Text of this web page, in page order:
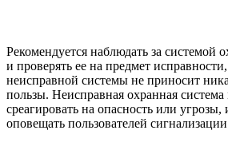
Рекомендуется наблюдать за системой
и проверять ее на предмет
неисправной системы не приносит
пользы. Неисправная охранная
среагировать на опасность или угрозы,
оповещать пользователей